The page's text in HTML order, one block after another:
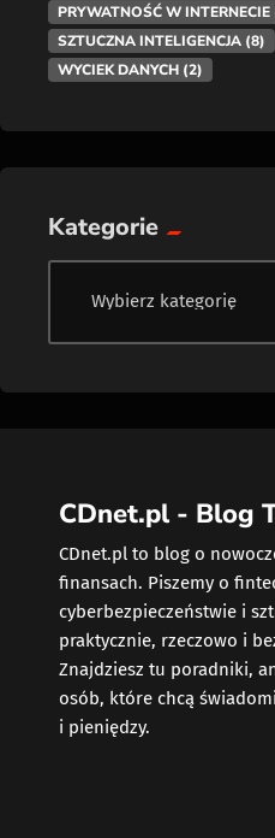
PRYWATNOŚĆ W INTERNECIE
SZTUCZNA INTELIGENCJA (8)
WYCIEK DANYCH (2)
Kategorie
CDnet.pl - Blog
CDnet.pl to blog o
finansach. Piszemy o
cyberbezpieczeństwie i
praktycznie, rzeczowo i
Znajdziesz tu poradniki,
osób, które chcą
i pieniędzy.